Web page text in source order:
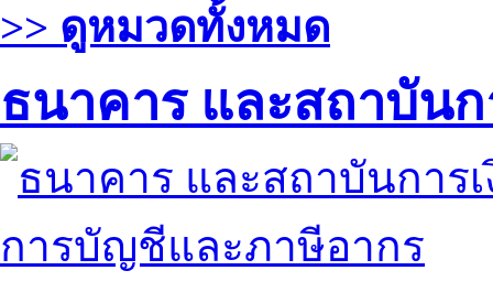
>> ดูหมวดทั้งหมด
ธนาคาร และสถาบันก
การบัญชีและภาษีอากร